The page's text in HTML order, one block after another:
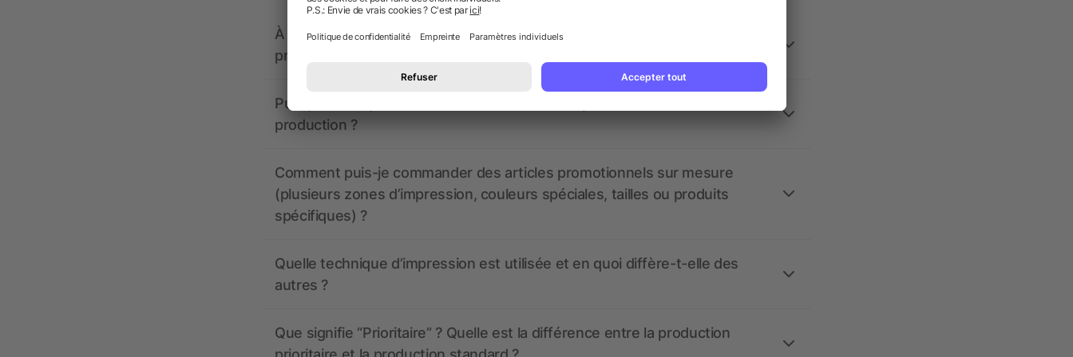
À quoi doivent ressembler les données d’impression ? allbranded
propose-t-il un service pour les créer ?
Puis-je voir à quoi ressembleront mes articles promotionnels avant la
production ?
Comment puis-je commander des articles promotionnels sur mesure
(plusieurs zones d’impression, couleurs spéciales, tailles ou produits
spécifiques) ?
Quelle technique d’impression est utilisée et en quoi diffère-t-elle des
autres ?
Que signifie “Prioritaire” ? Quelle est la différence entre la production